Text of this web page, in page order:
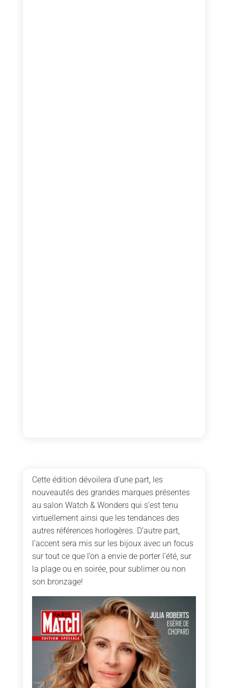
Cette édition dévoilera d’une part, les
nouveautés des grandes marques présentes
au salon Watch & Wonders qui s’est tenu
virtuellement ainsi que les tendances des
autres références horlogères. D’autre part,
l’accent sera mis sur les bijoux avec un focus
sur tout ce que l’on a envie de porter l’été, sur
la plage ou en soirée, pour sublimer ou non
son bronzage!